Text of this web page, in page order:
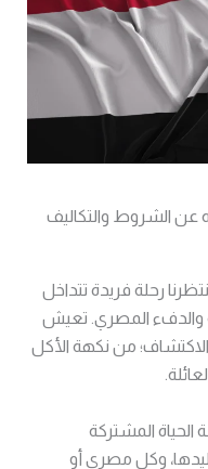
عن الشروط والتكاليف
رحلة فريدة تتداخل
والدفء المصري. تعيش
من نكهة الأكل
المشتركة
وكل مصري أو